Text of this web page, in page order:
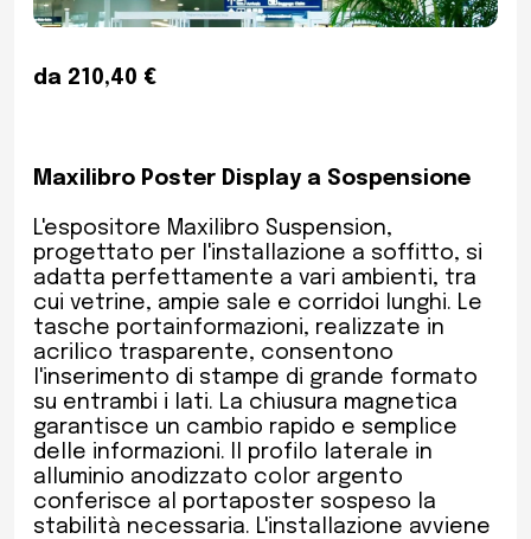
da 210,40 €
Maxilibro Poster Display a Sospensione
L'espositore Maxilibro Suspension,
progettato per l'installazione a soffitto, si
adatta perfettamente a vari ambienti, tra
cui vetrine, ampie sale e corridoi lunghi. Le
tasche portainformazioni, realizzate in
acrilico trasparente, consentono
l'inserimento di stampe di grande formato
su entrambi i lati. La chiusura magnetica
garantisce un cambio rapido e semplice
delle informazioni. Il profilo laterale in
alluminio anodizzato color argento
conferisce al portaposter sospeso la
stabilità necessaria. L'installazione avviene